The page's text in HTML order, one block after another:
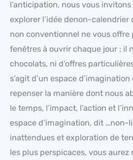
l’anticipation, nous vous
explorer l’idée denon-calendrier
non conventionnel ne vous offre
fenêtres à ouvrir chaque jour ; il
chocolats, ni d’offres
s’agit d’un espace
repenser la manière dont nous
le temps, l’impact, l’action et
espace d’imagination, dit …non-
inattendues et exploration de
les plus perspicaces, vous aurez